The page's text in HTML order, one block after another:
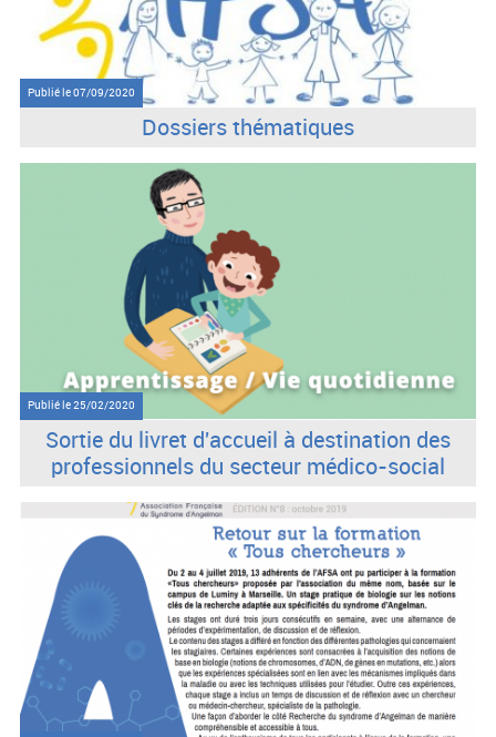
Publié le07/09/2020
Dossiers thématiques
Publié le25/02/2020
Sortie du livret d'accueil à destination des
professionnels du secteur médico-social